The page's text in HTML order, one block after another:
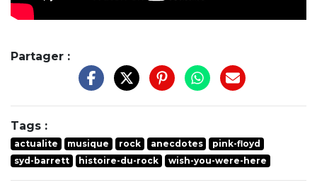
Partager :
Tags :
actualite musique rock anecdotes
pink-floyd
syd-barrett
histoire-du-rock wish-you-were-here